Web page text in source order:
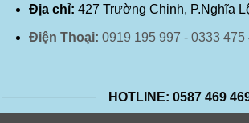
Địa chỉ: 427 Trường Chinh, P.Nghĩa
Điện Thoại: 0919 195 997 - 0333 475
HOTLINE: 0587 469